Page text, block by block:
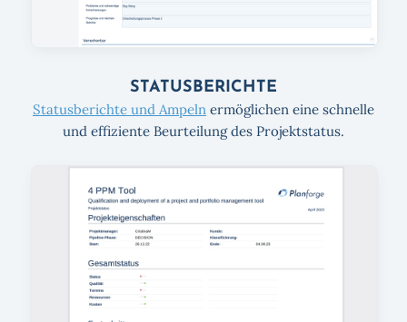
STATUSBERICHTE
Statusberichte und Ampelnermöglichen eine schnelle
und effiziente Beurteilung des Projektstatus.